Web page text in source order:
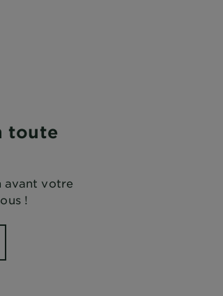
toute
avant votre
!